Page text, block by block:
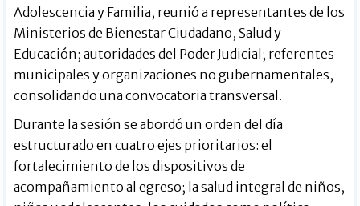
Adolescencia y Familia, reunió a representantes de los
Ministerios de Bienestar Ciudadano, Salud y
Educación; autoridades del Poder Judicial; referentes
municipales y organizaciones no gubernamentales,
consolidando una convocatoria transversal.
Durante la sesión se abordó un orden del día
estructurado en cuatro ejes prioritarios: el
fortalecimiento de los dispositivos de
acompañamiento al egreso; la salud integral de niños,